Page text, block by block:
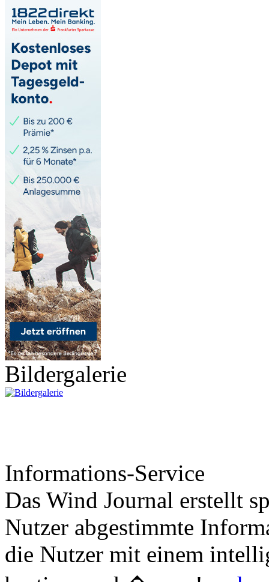
Bildergalerie
Informations-Service
Das Wind Journal erstellt
Nutzer abgestimmte
die Nutzer mit einem